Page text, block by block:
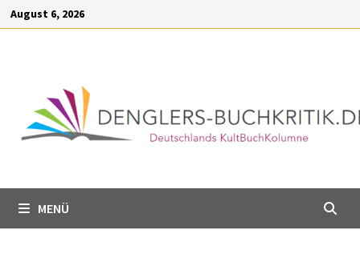
springen
August 6, 2026
MENÜ